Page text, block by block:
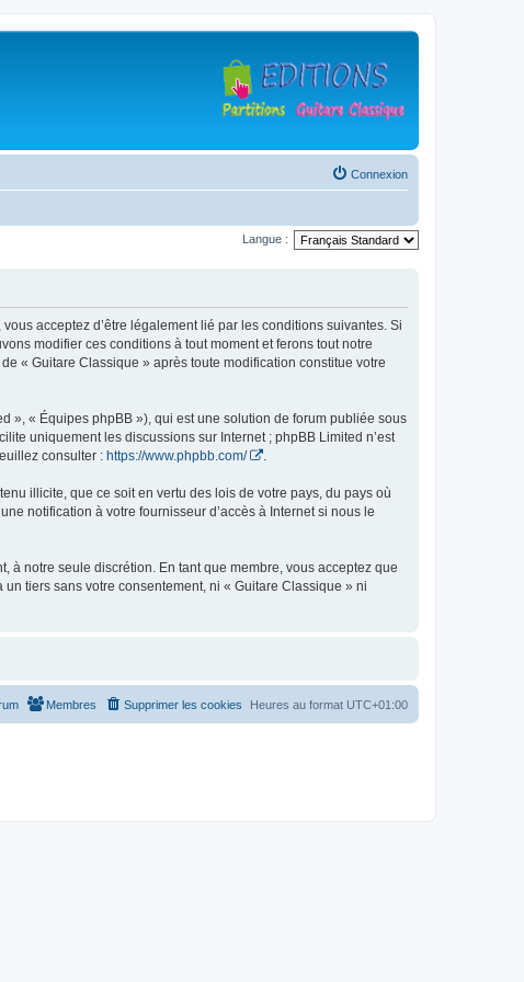
Connexion
Langue :
acceptez d’être légalement lié par les conditions suivantes. Si
modifier ces conditions à tout moment et ferons tout notre
« Guitare Classique » après toute modification constitue votre
», « Équipes phpBB »), qui est une solution de forum publiée sous
uniquement les discussions sur Internet ; phpBB Limited n’est
consulter : https://www.phpbb.com/ .
illicite, que ce soit en vertu des lois de votre pays, du pays où
notification à votre fournisseur d’accès à Internet si nous le
à notre seule discrétion. En tant que membre, vous acceptez que
tiers sans votre consentement, ni « Guitare Classique » ni
Heures au format UTC+01:00
Supprimer les cookies
Membres